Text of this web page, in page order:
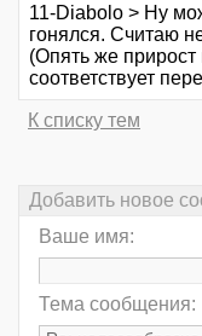
11-Diabolo > Ну
гонялся. Считаю
(Опять же прирост
соответствует
К списку тем
Добавить новое
Ваше имя:
Тема сообщения: